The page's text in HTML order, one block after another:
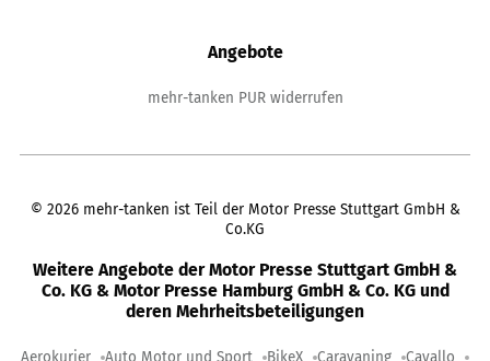
Angebote
mehr-tanken PUR widerrufen
© 2026 mehr-tanken ist Teil der Motor Presse Stuttgart GmbH &
Co.KG
Weitere Angebote der Motor Presse Stuttgart GmbH &
Co. KG & Motor Presse Hamburg GmbH & Co. KG und
deren Mehrheitsbeteiligungen
Aerokurier Auto Motor und Sport BikeX Caravaning Cavallo